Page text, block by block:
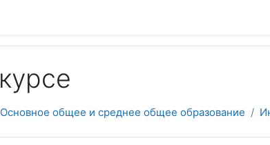
Основное общее и среднее общее образование